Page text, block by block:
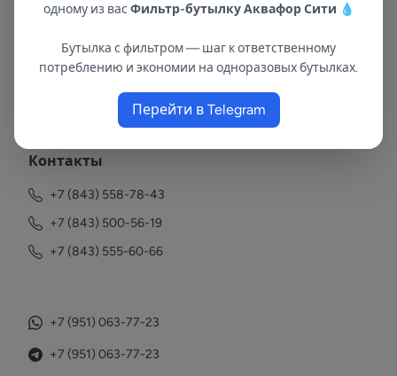
с 2002 года.
Контакты
+7 (843) 558-78-43
+7 (843) 500-56-19
+7 (843) 555-60-66
+7 (951) 063-77-23
+7 (951) 063-77-23
одному из вас Фильтр-бутылку Аквафор Сити 💧
Бутылка с фильтром — шаг к ответственному
потреблению и экономии на одноразовых бутылках.
Перейти в Telegram